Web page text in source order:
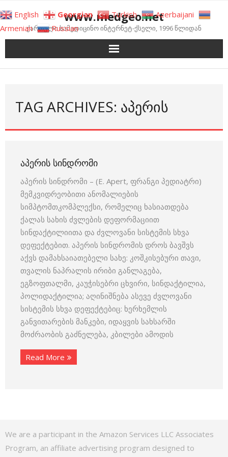
to
content
www.medgeo.net
ქართული სამედიცინო ინტერნეტ-ქსელი, 1996 წლიდან
TAG ARCHIVES: ᲐᲞᲔᲠᲘᲡ
ᲐᲞᲔᲠᲘᲡ ᲡᲘᲜᲓᲠᲝᲛᲘ
აპერის სინდრომი – (E. Apert, ფრანგი პედიატრი)
მემკვიდრეობითი ანომალიების
სიმპტომთკომპლექსი, რომელიც ხასიათდება
ქალას სახის ძვლების დეფორმაციით
სინდაქტილიითა და ძვლოვანი სისტემის სხვა
დეფექტებით. აპერის სინდრომის დროს ბავშვს
აქვს დამახსაიათებელი სახე: კოშკისებური თავი,
თვალის ნაპრალის ირიბი განლაგება,
ეგზოფთალმი, კაუჭისებრი ცხვირი, სინდაქტილია,
პოლიდაქტილია; აღინიშნება ასევე ძვლოვანი
სისტემის სხვა დეფექტებიც: ხერხემლის
განვითარების მანკები, იდაყვის სახსარში
მოძრაობის გაძნელება, კბილები ამოდის
Read More
We are a participant in the Amazon Services LLC Associates
Program, an affiliate advertising program designed to
English Georgian Turkish
Azerbaijani
Armenian
Russian